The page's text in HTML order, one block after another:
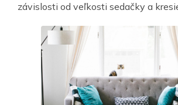
závislosti od veľkosti sedačky a